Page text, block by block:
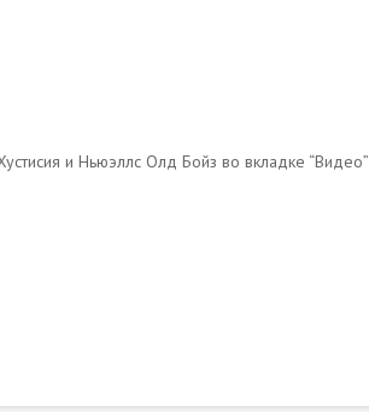
и Ньюэллс Олд Бойз во вкладке “Видео”